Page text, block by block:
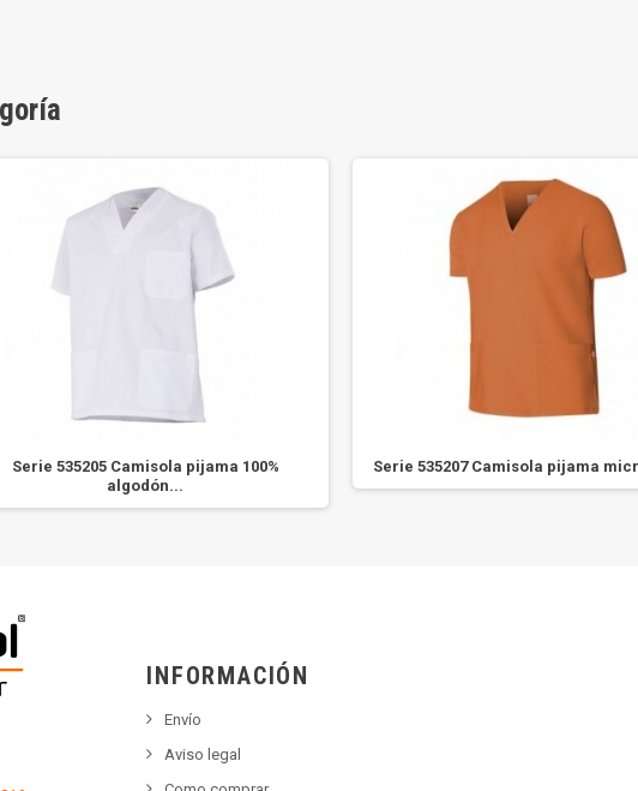
Serie 535205 Camisola pijama 100%
algodón...
Serie 535207 Camisola pijama
INFORMACIÓN
Envío
Aviso legal